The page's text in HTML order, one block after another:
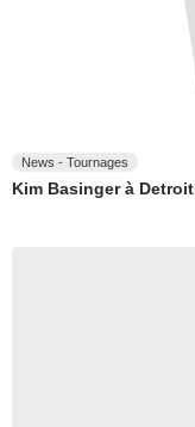
News - Tournages
Kim Basinger à Detroit